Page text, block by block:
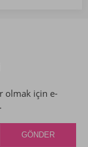
olmak için e-